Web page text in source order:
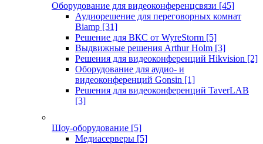
Оборудование для видеоконференцсвязи [45]
Аудиорешение для переговорных комнат
Biamp [31]
Решение для ВКС от WyreStorm [5]
Выдвижные решения Arthur Holm [3]
Решения для видеоконференций Hikvision [2]
Оборудование для аудио- и
видеоконференций Gonsin [1]
Решения для видеоконференций TaverLAB
[3]
Шоу-оборудование [5]
Медиасерверы [5]